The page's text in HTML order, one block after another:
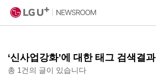
‘신사업강화’에 대한 태그 검색결과
총 1건의 글이 있습니다